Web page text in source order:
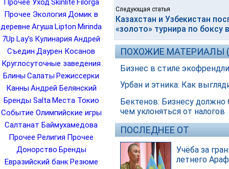
Прочее Уход Skinlite Filorga
Прочее Экология Домик в
деревне Агуша Lipton Mirinda
7Up Lay’s Кулинария Андрей
Съедин Даурен Косанов
Круглосуточные заведения
Блины Салаты Режиссерки
Канны Андрей Белянский
Бренды Salta Места Токио
Событие Олимпийские игры
Салтанат Баймухамедова
Прочее Религия Прочее
Донорство Бренды
Евразийский банк Резюме
Следующая статья
Казахстан и Узбекистан
«золото» турнира по боксу
ПОХОЖИЕ МАТЕРИАЛЫ
Бизнес в стиле экофрендли
Урбан и этника: Как
Бектенов: Бизнесу должно
чем уклоняться от налогов
ПОСЛЕДНЕЕ ОТ
Учёба за
летнего